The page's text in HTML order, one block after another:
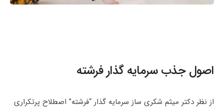
اصول جذب سرمایه گذار فرشته
از نظر دکتر میثم شکری ساز سرمایه گذار “فرشته” اصطلاح پرتکراری